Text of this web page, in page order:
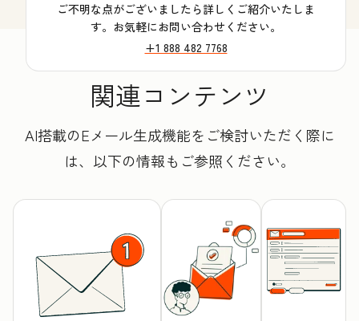
ご不明な点がございましたら詳しくご紹介いたしま
す。お気軽にお問い合わせください。
+1 888 482 7768
関連コンテンツ
AI搭載のEメール生成機能をご検討いただく際に
は、以下の情報もご参照ください。